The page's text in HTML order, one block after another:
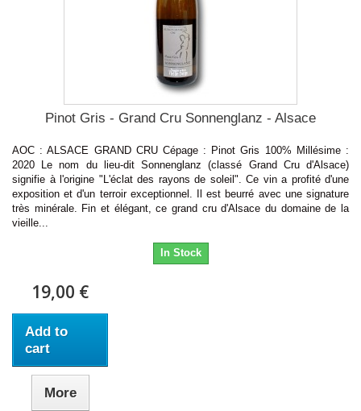
Pinot Gris - Grand Cru Sonnenglanz - Alsace
AOC : ALSACE GRAND CRU Cépage : Pinot Gris 100% Millésime :
2020 Le nom du lieu-dit Sonnenglanz (classé Grand Cru d'Alsace)
signifie à l'origine "L'éclat des rayons de soleil". Ce vin a profité d'une
exposition et d'un terroir exceptionnel. Il est beurré avec une signature
très minérale. Fin et élégant, ce grand cru d'Alsace du domaine de la
vieille...
In Stock
19,00 €
Add to
cart
More